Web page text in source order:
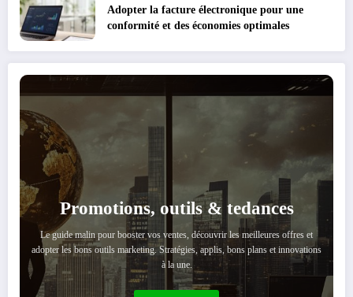
Adopter la facture électronique pour une
conformité et des économies optimales
Promotions, outils & tedances
Le guide malin pour booster vos ventes, découvrir les meilleures offres et
adopter les bons outils marketing. Stratégies, applis, bons plans et innovations
à la une.